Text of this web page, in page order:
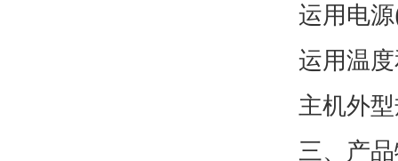
运用电
运用温
主机外
三、产